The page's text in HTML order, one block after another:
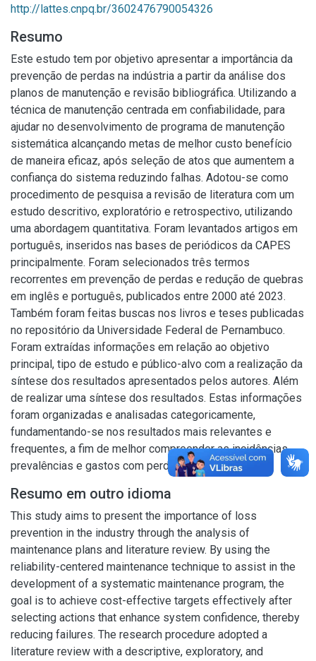
http://lattes.cnpq.br/3602476790054326
Resumo
Este estudo tem por objetivo apresentar a importância da
prevenção de perdas na indústria a partir da análise dos
planos de manutenção e revisão bibliográfica. Utilizando a
técnica de manutenção centrada em confiabilidade, para
ajudar no desenvolvimento de programa de manutenção
sistemática alcançando metas de melhor custo benefício
de maneira eficaz, após seleção de atos que aumentem a
confiança do sistema reduzindo falhas. Adotou-se como
procedimento de pesquisa a revisão de literatura com um
estudo descritivo, exploratório e retrospectivo, utilizando
uma abordagem quantitativa. Foram levantados artigos em
português, inseridos nas bases de periódicos da CAPES
principalmente. Foram selecionados três termos
recorrentes em prevenção de perdas e redução de quebras
em inglês e português, publicados entre 2000 até 2023.
Também foram feitas buscas nos livros e teses publicadas
no repositório da Universidade Federal de Pernambuco.
Foram extraídas informações em relação ao objetivo
principal, tipo de estudo e público-alvo com a realização da
síntese dos resultados apresentados pelos autores. Além
de realizar uma síntese dos resultados. Estas informações
foram organizadas e analisadas categoricamente,
fundamentando-se nos resultados mais relevantes e
frequentes, a fim de melhor compreender as incidências,
prevalências e gastos com perdas.
Resumo em outro idioma
This study aims to present the importance of loss
prevention in the industry through the analysis of
maintenance plans and literature review. By using the
reliability-centered maintenance technique to assist in the
development of a systematic maintenance program, the
goal is to achieve cost-effective targets effectively after
selecting actions that enhance system confidence, thereby
reducing failures. The research procedure adopted a
literature review with a descriptive, exploratory, and